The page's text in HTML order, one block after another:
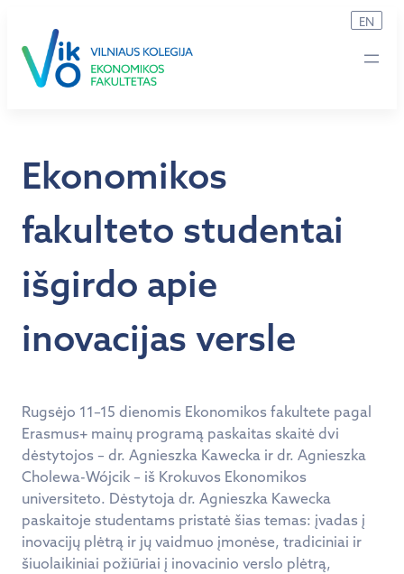
turinio
EN
Ekonomikos
fakulteto studentai
išgirdo apie
inovacijas versle
Rugsėjo 11–15 dienomis Ekonomikos fakultete pagal
Erasmus+ mainų programą paskaitas skaitė dvi
dėstytojos – dr. Agnieszka Kawecka ir dr. Agnieszka
Cholewa-Wójcik – iš Krokuvos Ekonomikos
universiteto. Dėstytoja dr. Agnieszka Kawecka
paskaitoje studentams pristatė šias temas: įvadas į
inovacijų plėtrą ir jų vaidmuo įmonėse, tradiciniai ir
šiuolaikiniai požiūriai į inovacinio verslo plėtrą,